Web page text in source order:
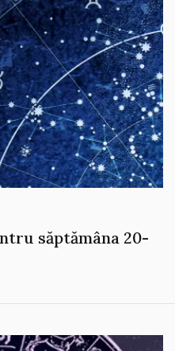
săptămâna 20-